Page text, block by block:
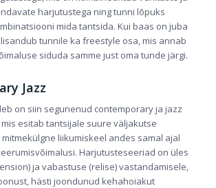
harjutustega ning tunni lõpuks
mida tantsida. Kui baas on juba
tunnile ka freestyle osa, mis annab
siduda samme just oma tunde järgi.
Jazz
on siin segunenud contemporary ja jazz
esitab tantsijale suure väljakutse
liikumiskeel andes samal ajal
Harjutusteseeriad on üles
ja vabastuse (relise) vastandamisele,
hästi joondunud kehahoiakut